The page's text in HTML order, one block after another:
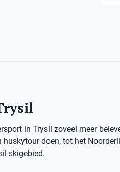
in Trysil zoveel meer
doen, tot het
skigebied.